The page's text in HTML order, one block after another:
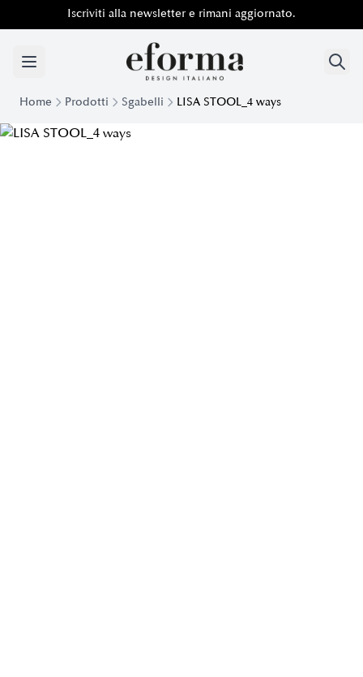
Iscriviti alla newsletter e rimani aggiornato.
Home Prodotti Sgabelli LISA STOOL_4 ways
Sgabello Elegante Lisa Stool 4 Ways | Eforma